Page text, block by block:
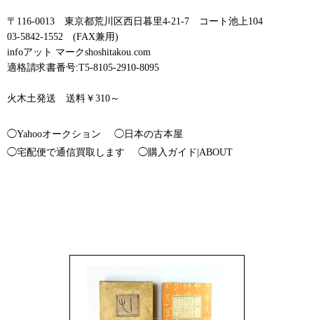
〒116-0013 東京都荒川区西日暮里4-21-7 コート池上104
03-5842-1552 (FAX兼用)
infoアット マークshoshitakou.com
適格請求書番号:T5-8105-2910-8095
火木土発送 送料￥310～
◯Yahooオークション
◯日本の古本屋
◯宅配便で通信買取します
◯購入ガイド|ABOUT